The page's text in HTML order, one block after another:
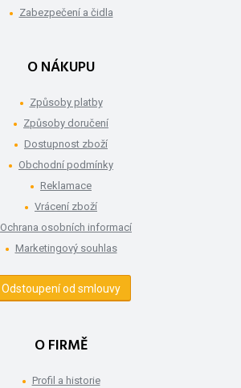
Zabezpečení a čidla
O NÁKUPU
Způsoby platby
Způsoby doručení
Dostupnost zboží
Obchodní podmínky
Reklamace
Vrácení zboží
Ochrana osobních informací
Marketingový souhlas
Odstoupení od smlouvy
O FIRMĚ
Profil a historie